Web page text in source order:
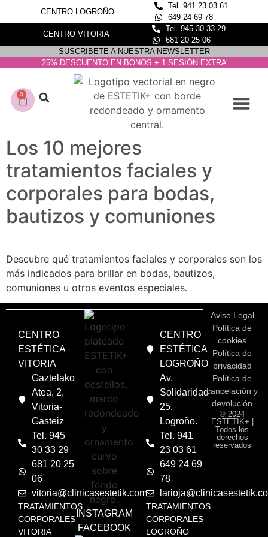
CENTRO LOGROÑO
Tel. 941 23 03 61
649 24 69 78
CENTRO VITORIA
Tel. 945 30 33 29
681 20 25 06
SUSCRIBETE A NUESTRA NEWSLETTER
25% DESCUENTO EN BONOS + 1 SESIÓN EXTRA
0
Los 10 mejores
tratamientos faciales y
corporales para bodas,
bautizos y comuniones
Descubre qué tratamientos faciales y corporales son los
más indicados para brillar en bodas, bautizos,
comuniones u otros eventos especiales.
CENTRO
ESTÉTICA
VITORIA
Gaztelako
Atea, 2,
Vitoria-
Gasteiz
Tel. 945
30 33 29
681 20 25
06
vitoria@clinicasestetik.com
TRATAMIENTOS
CORPORALES
VITORIA
INSTAGRAM
FACEBOOK
CENTRO
ESTÉTICA
LOGROÑO
Av.
Solidaridad
25,
Logroño.
Tel. 941
23 03 61
649 24 69
78
TRATAMIENTOS
CORPORALES
LOGROÑO
Aviso Legal
Política de
cookies
Política de
privacidad
Política de
cancelación y
devolución
© 2024
ESTETIK+ |
Todos los
derechos
reservados